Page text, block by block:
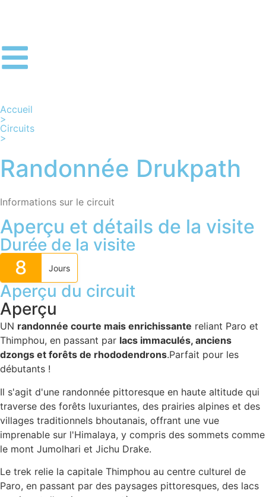
Accueil
>
Circuits
>
Randonnée Drukpath
Informations sur le circuit
Aperçu et détails de la visite
Durée de la visite
8 Jours
Aperçu du circuit
Aperçu
UN randonnée courte mais enrichissante reliant Paro et
Thimphou, en passant par lacs immaculés, anciens
dzongs et forêts de rhododendrons.Parfait pour les
débutants !
Il s'agit d'une randonnée pittoresque en haute altitude qui
traverse des forêts luxuriantes, des prairies alpines et des
villages traditionnels bhoutanais, offrant une vue
imprenable sur l'Himalaya, y compris des sommets comme
le mont Jumolhari et Jichu Drake.
Le trek relie la capitale Thimphou au centre culturel de
Paro, en passant par des paysages pittoresques, des lacs